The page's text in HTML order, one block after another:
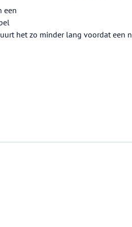
een
het zo minder lang voordat een